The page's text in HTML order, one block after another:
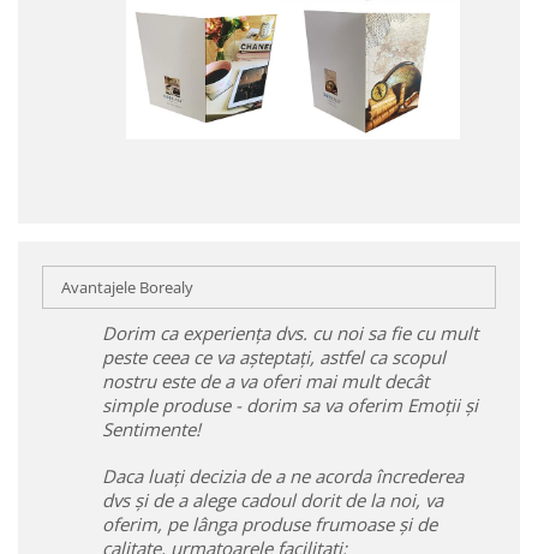
Avantajele Borealy
Dorim ca experiența dvs. cu noi sa fie cu mult
peste ceea ce va așteptați, astfel ca scopul
nostru este de a va oferi mai mult decât
simple produse - dorim sa va oferim Emoții și
Sentimente!
Daca luați decizia de a ne acorda încrederea
dvs și de a alege cadoul dorit de la noi, va
oferim, pe lânga produse frumoase și de
calitate, urmatoarele facilitați: